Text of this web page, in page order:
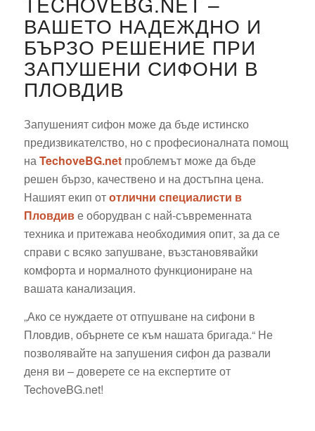
ВАШЕТО НАДЕЖДНО И
БЪРЗО РЕШЕНИЕ ПРИ
ЗАПУШЕНИ СИФОНИ В
ПЛОВДИВ
Запушеният сифон може да бъде истинско
предизвикателство, но с професионалната помощ
наTechoveBG.netпроблемът може да бъде
решен бързо, качествено и на достъпна цена.
Нашият екип ототлични специалисти в
Пловдиве оборудван с най-съвременната
техника и притежава необходимия опит, за да се
справи с всяко запушване, възстановявайки
комфорта и нормалното функциониране на
вашата канализация.
„Ако се нуждаете от отпушване на сифони в
Пловдив, обърнете се към нашата бригада.“ Не
позволявайте на запушения сифон да развали
деня ви – доверете се на експертите от
TechoveBG.net!